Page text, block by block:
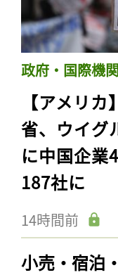
政府・国際機
【アメリ
省、ウイグ
に中国企業
187社に
14時間前
小売・宿泊